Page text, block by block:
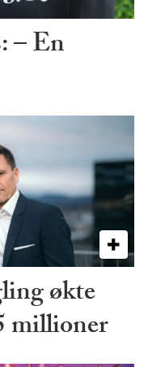
– En
økte
millioner